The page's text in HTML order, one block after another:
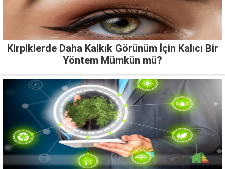
Kirpiklerde Daha Kalkık Görünüm İçin Kalıcı Bir
Yöntem Mümkün mü?